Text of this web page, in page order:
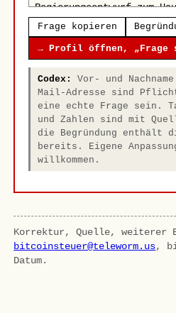
Frage kopieren
→ Profil öffnen, „Frage
Codex:
Vor- und
Mail-Adresse sind
eine echte Frage sein.
und Zahlen sind mit
die Begründung enthält
bereits. Eigene
willkommen.
Korrektur, Quelle, weiterer
bitcoinsteuer@teleworm.us,
Datum.